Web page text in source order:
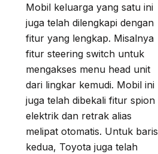
Mobil keluarga yang satu ini
juga telah dilengkapi dengan
fitur yang lengkap. Misalnya
fitur steering switch untuk
mengakses menu head unit
dari lingkar kemudi. Mobil ini
juga telah dibekali fitur spion
elektrik dan retrak alias
melipat otomatis. Untuk baris
kedua, Toyota juga telah